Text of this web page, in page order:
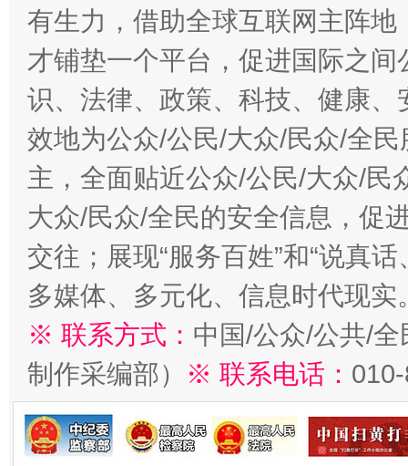
有生力，借助全球互联网主阵
才铺垫一个平台，促进国际之
识、法律、政策、科技、健康
效地为公众/公民/大众/民众/全
主，全面贴近公众/公民/大众/民
大众/民众/全民的安全信息，促
交往；展现“服务百姓”和“说真
多媒体、多元化、信息时代现实
※ 联系方式： 中国/公众/公共/
制作采编部）
※ 联系电话：